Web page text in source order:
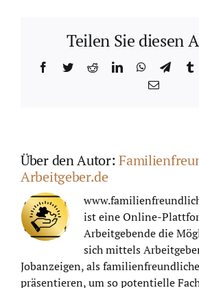
Teilen Sie diesen
Facebook
TwitterRedditLinkedInWhatsApp
E-
Über den Autor:
Arbeitgeber.de
ist eine Online-
Arbeitgebende die
sich mittels
Jobanzeigen, als
präsentieren, um so potentielle